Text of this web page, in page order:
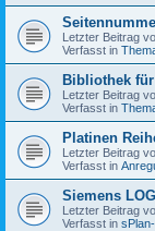
Letzter Beitrag
Verfasst in
Bibliothek
Letzter Beitrag
Verfasst in
Platinen
Letzter Beitrag
Verfasst in
Siemens
Letzter Beitrag
Verfasst in